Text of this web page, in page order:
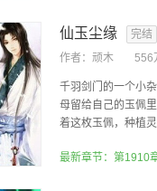
仙玉尘缘
完结
作者： 顽木 556
千羽剑门的一个小
母留给自己的玉佩
着这枚玉佩，种植
最新章节：第1910